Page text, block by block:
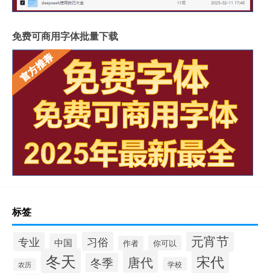
免费可商用字体批量下载
标签
专业 中国 习俗 作者 你可以 元宵节
农历 冬天 冬季 唐代 学校 宋代